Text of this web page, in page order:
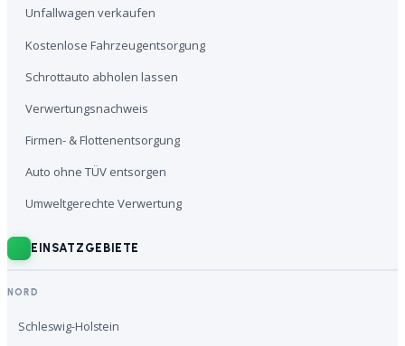
Unfallwagen verkaufen
Kostenlose Fahrzeugentsorgung
Schrottauto abholen lassen
Verwertungsnachweis
Firmen- & Flottenentsorgung
Auto ohne TÜV entsorgen
Umweltgerechte Verwertung
EINSATZGEBIETE
NORD
Schleswig-Holstein